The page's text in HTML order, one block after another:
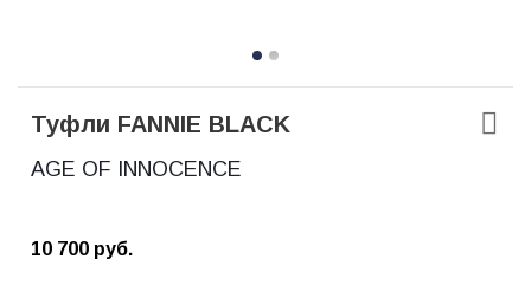
Туфли FANNIE BLACK
AGE OF INNOCENCE
10 700 руб.